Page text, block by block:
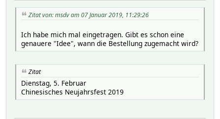
Zitat von: msdv am 07 Januar 2019, 11:29:26
Ich habe mich mal eingetragen. Gibt es schon eine
genauere "Idee", wann die Bestellung zugemacht wird?
Zitat
Dienstag, 5. Februar
Chinesisches Neujahrsfest 2019